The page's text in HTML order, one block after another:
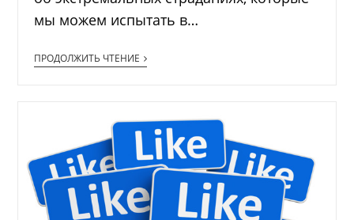
мы можем испытать в…
ПРОДОЛЖИТЬ ЧТЕНИЕ